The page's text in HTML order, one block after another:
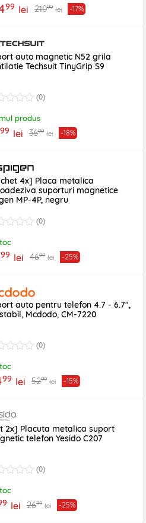
99 lei 21099 lei -17%
auto magnetic N52 grila
Techsuit TinyGrip S9
(0)
produs
99 lei 3699 lei -18%
4x] Placa metalica
suporturi magnetice
MP-4P, negru
(0)
99 lei 4699 lei -25%
auto pentru telefon 4.7 - 6.7",
Mcdodo, CM-7220
(0)
99 lei 5299 lei -15%
2x] Placuta metalica suport
telefon Yesido C207
(0)
lei 2699 lei -25%